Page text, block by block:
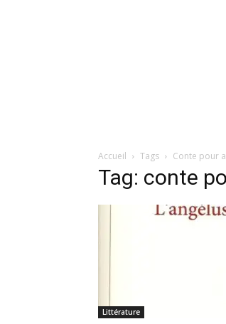
Accueil Tags Conte pour
Tag: conte
Littérature